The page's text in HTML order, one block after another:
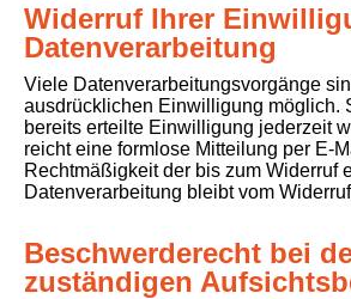
Widerruf Ihrer
Datenverarbeitung
Viele Datenverarbeitungsvorgänge
ausdrücklichen Einwilligung möglich.
bereits erteilte Einwilligung jederzeit
reicht eine formlose Mitteilung per E-
Rechtmäßigkeit der bis zum Widerruf
Datenverarbeitung bleibt vom
Beschwerderecht bei
zuständigen